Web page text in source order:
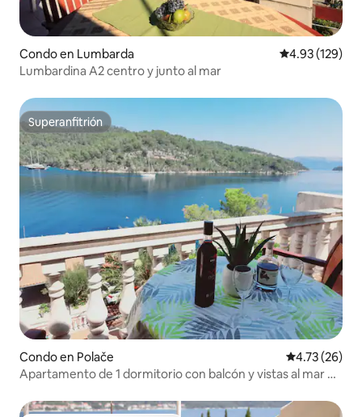
Condo en Lumbarda Calificación
4.93 (129)
Lumbardina A2 centro y junto al mar
Superanfitrión
Superanfitrión
Condo en Polače Calificación
4.73 (26)
Apartamento de 1 dormitorio con balcón y vistas al mar en